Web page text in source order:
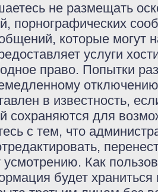
не размещать
порнографических
которые могут
услуги
право. Попытки
в известность,
сохраняются для
с тем, что
усмотрению. Как
будет